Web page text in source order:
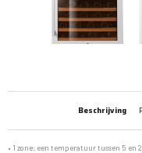
Beschrijving
• 1 zone: een temperatuur tussen 5 en